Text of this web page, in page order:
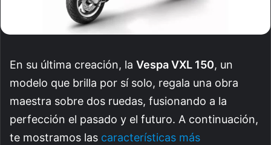
En su última creación, la Vespa VXL 150, un
modelo que brilla por sí solo, regala una obra
maestra sobre dos ruedas, fusionando a la
perfección el pasado y el futuro. A continuación,
te mostramos las características más